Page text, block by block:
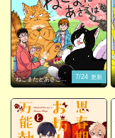
ねこまたとあさごは
ん
7/24 更新